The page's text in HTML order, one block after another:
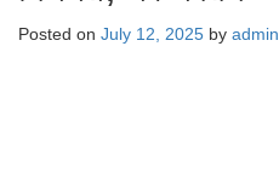
Posted on July 12, 2025 by admin